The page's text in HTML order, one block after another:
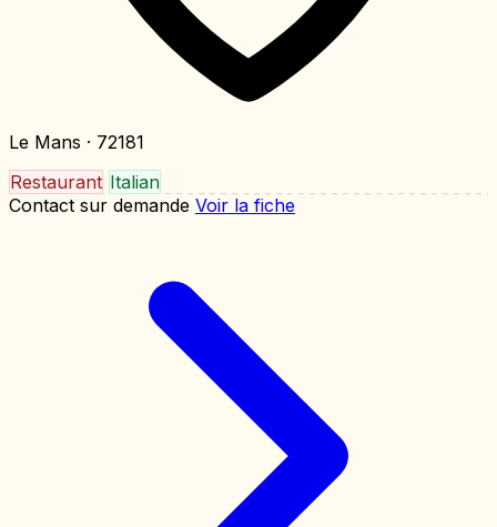
Le Mans · 72181
Restaurant Italian
Contact sur demande Voir la fiche